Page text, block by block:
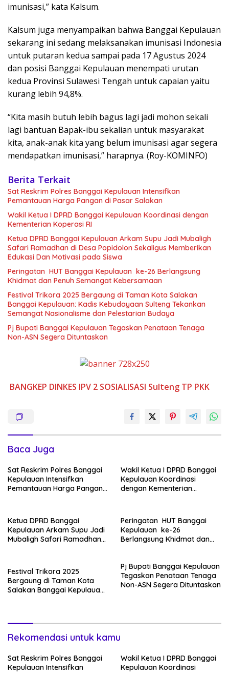
imunisasi,” kata Kalsum.
Kalsum juga menyampaikan bahwa Banggai Kepulauan
sekarang ini sedang melaksanakan imunisasi Indonesia
untuk putaran kedua sampai pada 17 Agustus 2024
dan posisi Banggai Kepulauan menempati urutan
kedua Provinsi Sulawesi Tengah untuk capaian yaitu
kurang lebih 94,8%.
“Kita masih butuh lebih bagus lagi jadi mohon sekali
lagi bantuan Bapak-ibu sekalian untuk masyarakat
kita, anak-anak kita yang belum imunisasi agar segera
mendapatkan imunisasi,” harapnya. (Roy-KOMINFO)
Berita Terkait
Sat Reskrim Polres Banggai Kepulauan Intensifkan
Pemantauan Harga Pangan di Pasar Salakan
Wakil Ketua I DPRD Banggai Kepulauan Koordinasi dengan
Kementerian Koperasi RI
Ketua DPRD Banggai Kepulauan Arkam Supu Jadi Mubaligh
Safari Ramadhan di Desa Popidolon Sekaligus Memberikan
Edukasi Dan Motivasi pada Siswa
Peringatan HUT Banggai Kepulauan ke-26 Berlangsung
Khidmat dan Penuh Semangat Kebersamaan
Festival Trikora 2025 Bergaung di Taman Kota Salakan
Banggai Kepulauan: Kadis Kebudayaan Sulteng Tekankan
Semangat Nasionalisme dan Pelestarian Budaya
Pj Bupati Banggai Kepulauan Tegaskan Penataan Tenaga
Non-ASN Segera Dituntaskan
BANGKEP DINKES IPV 2 SOSIALISASI Sulteng TP PKK
Baca Juga
Sat Reskrim Polres Banggai
Kepulauan Intensifkan
Pemantauan Harga Pangan
Wakil Ketua I DPRD Banggai
Kepulauan Koordinasi
dengan Kementerian
Ketua DPRD Banggai
Kepulauan Arkam Supu Jadi
Mubaligh Safari Ramadhan
Motivasi pada Siswa
Peringatan HUT Banggai
Kepulauan ke-26
Berlangsung Khidmat dan
Festival Trikora 2025
Bergaung di Taman Kota
Salakan Banggai Kepulauan:
Budaya
Pj Bupati Banggai Kepulauan
Tegaskan Penataan Tenaga
Non-ASN Segera Dituntaskan
Rekomendasi untuk kamu
Sat Reskrim Polres Banggai
Kepulauan Intensifkan
Wakil Ketua I DPRD Banggai
Kepulauan Koordinasi